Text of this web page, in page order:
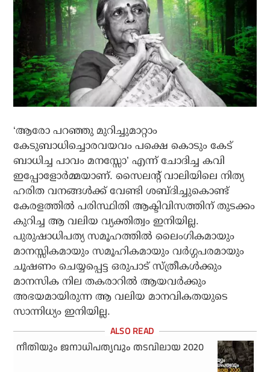
‘ആരോ പറഞ്ഞു മുറിച്ചുമാറ്റാം
കേടുബാധിച്ചൊരവയവം പക്ഷെ കൊടും കേട്
ബാധിച്ച പാവം മനസ്സോ’ എന്ന് ചോദിച്ച കവി
ഇപ്പോളോര്‍മ്മയാണ്. സൈലന്റ് വാലിയിലെ നിത്യ
ഹരിത വനങ്ങള്‍ക്ക് വേണ്ടി ശബ്ദിച്ചുകൊണ്ട്
കേരളത്തില്‍ പരിസ്ഥിതി ആക്ടിവിസത്തിന് തുടക്കം
കുറിച്ച ആ വലിയ വ്യക്തിത്വം ഇനിയില്ല.
പുരുഷാധിപത്യ സമൂഹത്തില്‍ ലൈംഗികമായും
മാനസ്സികമായും സമൂഹികമായും വര്‍ഗ്ഗപരമായും
ചൂഷണം ചെയ്യപ്പെട്ട ഒരുപാട് സ്ത്രീകള്‍ക്കും
മാനസിക നില തകരാറില്‍ ആയവര്‍ക്കും
അഭയമായിരുന്ന ആ വലിയ മാനവികതയുടെ
സാന്നിധ്യം ഇനിയില്ല.
നീതിയും ജനാധിപത്യവും തടവിലായ 2020